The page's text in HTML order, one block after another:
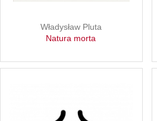
Władysław Pluta
Natura morta